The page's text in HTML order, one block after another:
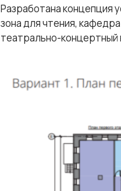
Разработана концепция
зона для чтения,
театрально-